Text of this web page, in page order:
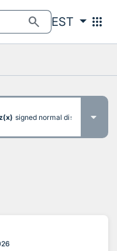
search EST apps
signed normal distance from